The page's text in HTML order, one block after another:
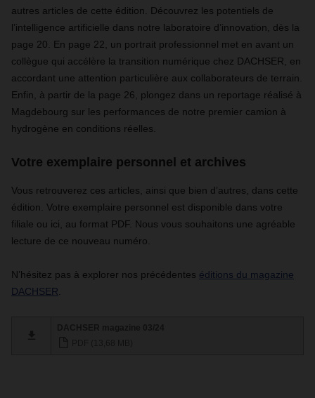
autres articles de cette édition. Découvrez les potentiels de
l’intelligence artificielle dans notre laboratoire d’innovation, dès la
page 20. En page 22, un portrait professionnel met en avant un
collègue qui accélère la transition numérique chez DACHSER, en
accordant une attention particulière aux collaborateurs de terrain.
Enfin, à partir de la page 26, plongez dans un reportage réalisé à
Magdebourg sur les performances de notre premier camion à
hydrogène en conditions réelles.
Votre exemplaire personnel et archives
Vous retrouverez ces articles, ainsi que bien d’autres, dans cette
édition. Votre exemplaire personnel est disponible dans votre
filiale ou ici, au format PDF. Nous vous souhaitons une agréable
lecture de ce nouveau numéro.
N’hésitez pas à explorer nos précédentes éditions du magazine
DACHSER